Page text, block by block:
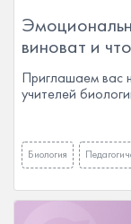
виноват и
Приглашаем вас
учителей
Биология